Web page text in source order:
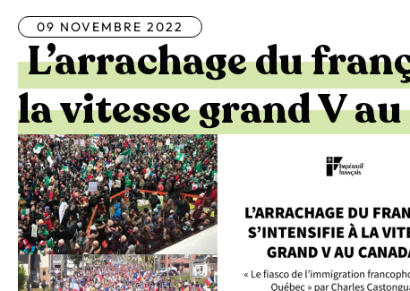
09 NOVEMBRE 2022
L’arrachage du
la vitesse grand V